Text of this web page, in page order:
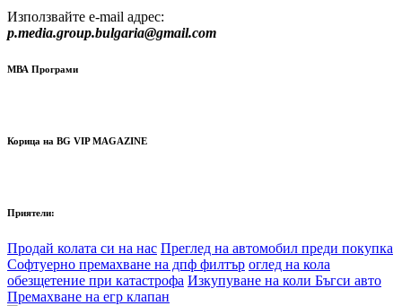
Използвайте e-mail адрес:
p.media.group.bulgaria@gmail.com
МВА Програми
Корица на BG VIP MAGAZINE
Приятели:
Продай колата си на нас Преглед на автомобил преди покупка
Софтуерно премахване на дпф филтър оглед на кола
обезщетение при катастрофа Изкупуване на коли Бъгси авто
Премахване на егр клапан